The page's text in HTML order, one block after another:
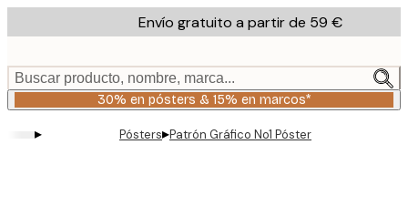
to
content.
Envío gratuito a partir de 59 €
Buscar producto, nombre, marca...
30% en pósters & 15% en marcos*
▸ Pósters▸Patrón Gráfico No1 Póster